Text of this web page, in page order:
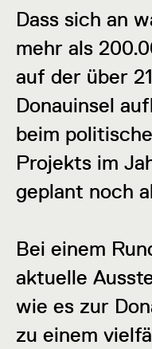
Dass sich an
mehr als
auf der über
Donauinsel
beim
Projekts im
geplant noch
Bei einem
aktuelle
wie es zur
zu einem